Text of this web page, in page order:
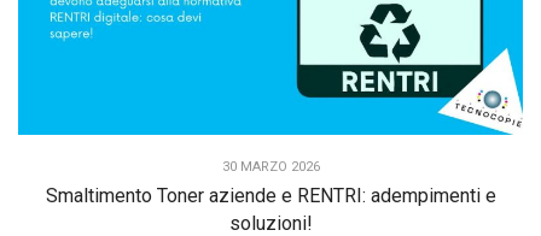
30 MARZO 2026
Smaltimento Toner aziende e RENTRI: adempimenti e
soluzioni!